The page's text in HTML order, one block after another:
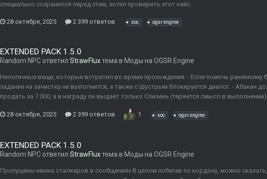
специально сохранился перед этим, хотел проверить этот кейс.
28 октября, 2025 2 399 ответов soc ogsr engine
EXTENDED PACK 1.5.0
Random NPC ответил StrawFluxтема в Моды на OGSR Engine
Нелогичные вещи, которые встретил во время прохождения: - Если помочь раненному
задание на зачистку не выполнится, а также с Шустрым блокируется диалог. - Абакан
продать за 7 000, а в награду он выдаёт только Слизень (теряется смысл в
28 октября, 2025 2 399 ответов 1 soc ogsr engine
EXTENDED PACK 1.5.0
Random NPC ответил StrawFluxтема в Моды на OGSR Engine
Пропущены имена сталкеров в сообщениях В целом побегав по кордону, можно